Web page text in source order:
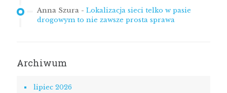
Anna Szura - Lokalizacja sieci telko w pasie
drogowym to nie zawsze prosta sprawa
Archiwum
lipiec 2026